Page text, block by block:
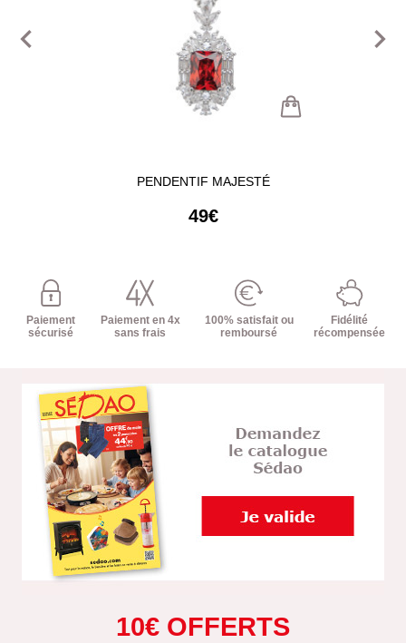
PENDENTIF MAJESTÉ
49€
navigate_before navigate_next
Paiement
sécurisé
Paiement en 4x
sans frais
100% satisfait ou
remboursé
Fidélité
récompensée
10€ OFFERTS